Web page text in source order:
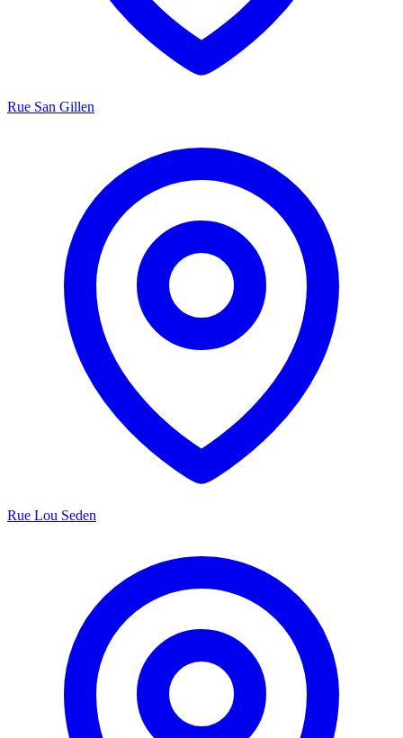
Rue San Gillen
Rue Lou Seden